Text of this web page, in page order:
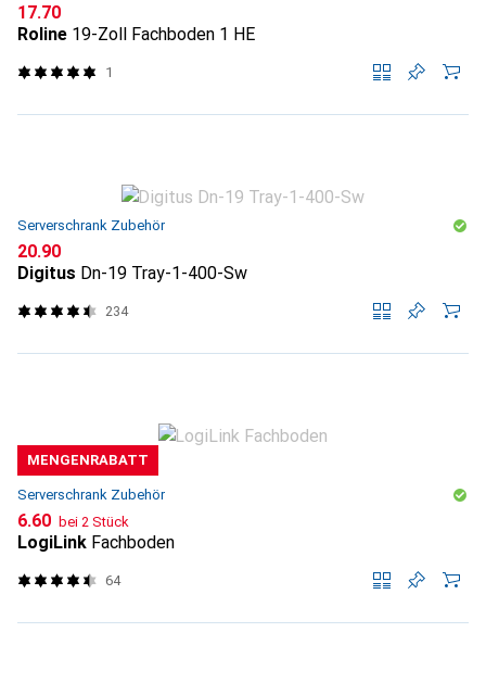
CHF
17.70
Roline 19-Zoll Fachboden 1 HE
1
Serverschrank Zubehör
CHF
20.90
Digitus Dn-19 Tray-1-400-Sw
234
MENGENRABATT
Serverschrank Zubehör
CHF
6.60 bei 2 Stück
LogiLink Fachboden
64